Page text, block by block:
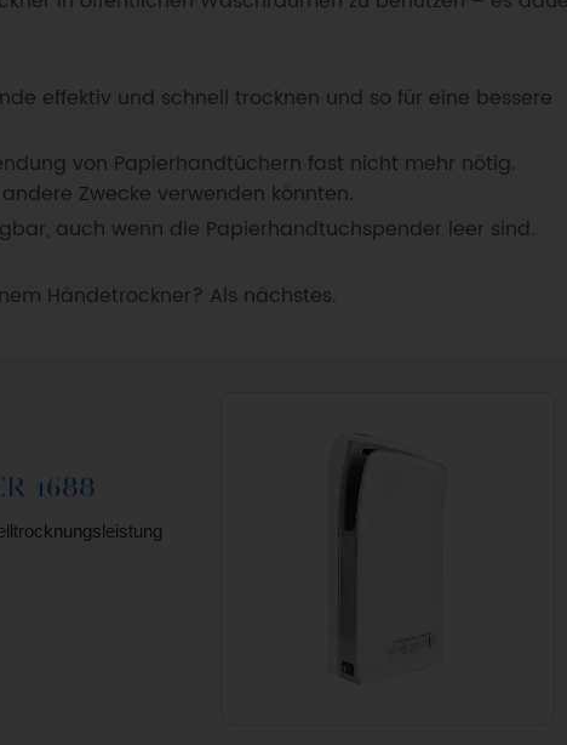
effektiv und schnell trocknen und so für eine bessere
von Papierhandtüchern fast nicht mehr nötig.
Zwecke verwenden könnten.
auch wenn die Papierhandtuchspender leer sind.
Händetrockner? Als nächstes.
1688
ARBEITEN SIE MIT DEN